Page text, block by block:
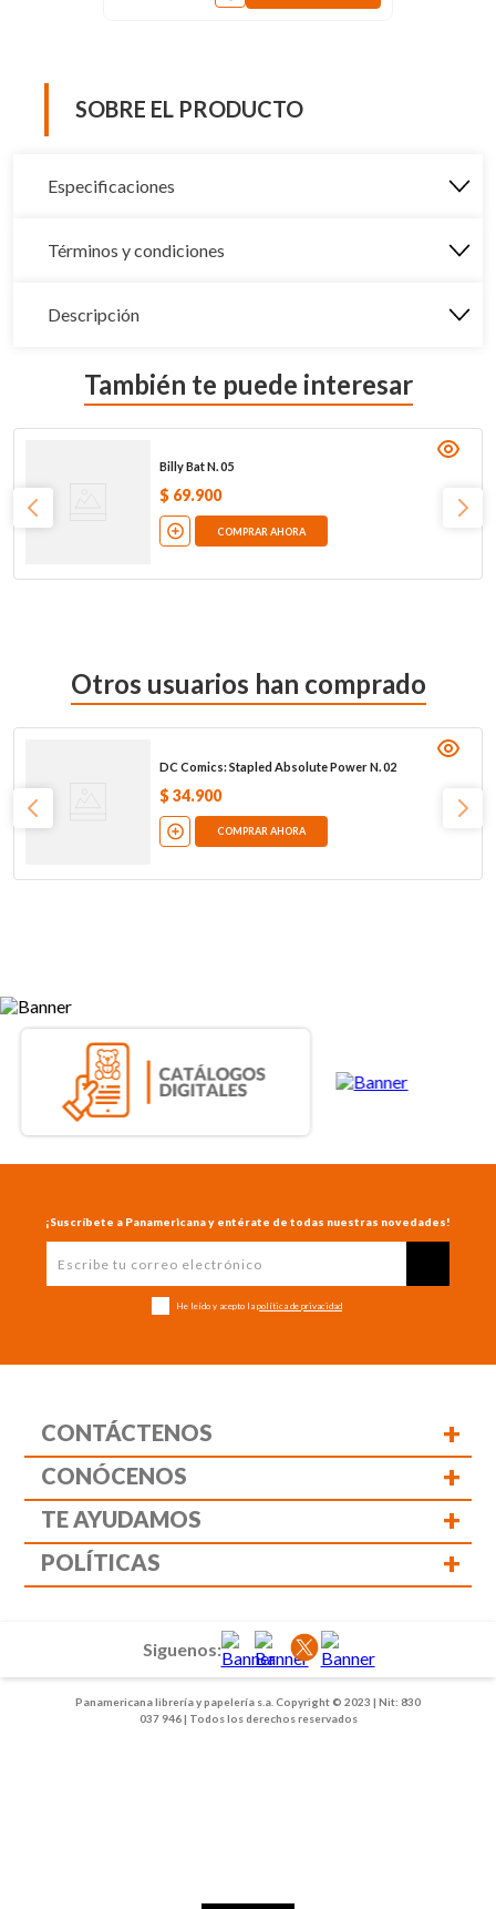
SOBRE EL PRODUCTO
Especificaciones
Términos y condiciones
Descripción
También te puede interesar
Billy Bat N. 05
$ 69.900
COMPRAR AHORA
Otros usuarios han comprado
DC Comics: Stapled Absolute Power N. 02
$ 34.900
COMPRAR AHORA
¡Suscríbete a Panamericana y entérate de todas nuestras novedades!
He leído y acepto la política de privacidad
CONTÁCTENOS +
CONÓCENOS +
TE AYUDAMOS +
POLÍTICAS +
Panamericana librería y papelería s.a. Copyright © 2023 | Nit: 830
037 946 | Todos los derechos reservados
Siguenos: